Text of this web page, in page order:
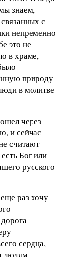
знаем,
с
непременно
это не
в храме,
природу
в молитве
через
и сейчас
считают
Бог или
русского
раз хочу
сердца,
людям,